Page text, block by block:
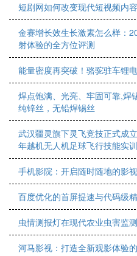
短剧网如何改变现代短视频内
金赛增长效生长激素怎么样：
射体验的全方位评测
能量密度再突破！骆驼驻车锂
焊点饱满、光亮、牢固可靠,焊
纯锌丝，无铅焊锡丝
武汉疆灵旗下灵飞竞技正式成
年越机无人机足球飞行技能实
手机影院：开启随时随地的影
百度优化的首屏提速与代码级
虫情测报灯在现代农业虫害监
河马影视：打造全新观影体验